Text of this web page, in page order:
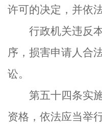
许可的决定，并依
行政机关违反本
序，损害申请人合
讼。
第五十四条实施
资格，依法应当举